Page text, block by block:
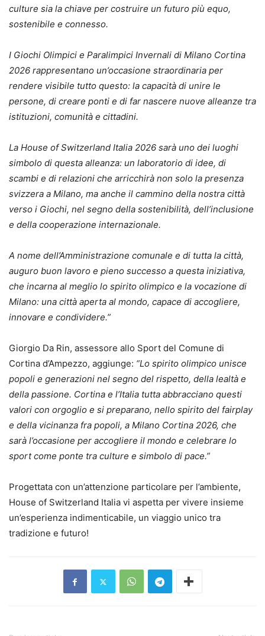
culture sia la chiave per costruire un futuro più equo,
sostenibile e connesso.
I Giochi Olimpici e Paralimpici Invernali di Milano Cortina
2026 rappresentano un’occasione straordinaria per
rendere visibile tutto questo: la capacità di unire le
persone, di creare ponti e di far nascere nuove alleanze tra
istituzioni, comunità e cittadini.
La House of Switzerland Italia 2026 sarà uno dei luoghi
simbolo di questa alleanza: un laboratorio di idee, di
scambi e di relazioni che arricchirà non solo la presenza
svizzera a Milano, ma anche il cammino della nostra città
verso i Giochi, nel segno della sostenibilità, dell’inclusione
e della cooperazione internazionale.
A nome dell’Amministrazione comunale e di tutta la città,
auguro buon lavoro e pieno successo a questa iniziativa,
che incarna al meglio lo spirito olimpico e la vocazione di
Milano: una città aperta al mondo, capace di accogliere,
innovare e condividere.”
Giorgio Da Rin, assessore allo Sport del Comune di
Cortina d’Ampezzo, aggiunge: “Lo spirito olimpico unisce
popoli e generazioni nel segno del rispetto, della lealtà e
della passione. Cortina e l’Italia tutta abbracciano questi
valori con orgoglio e si preparano, nello spirito del fairplay
e della vicinanza fra popoli, a Milano Cortina 2026, che
sarà l’occasione per accogliere il mondo e celebrare lo
sport come ponte tra culture e simbolo di pace.”
Progettata con un’attenzione particolare per l’ambiente,
House of Switzerland Italia vi aspetta per vivere insieme
un’esperienza indimenticabile, un viaggio unico tra
tradizione e futuro!